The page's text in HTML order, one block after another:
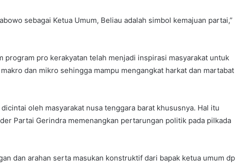
sebagai Ketua Umum, Beliau adalah simbol kemajuan partai,”
program pro kerakyatan telah menjadi inspirasi masyarakat untuk
dan mikro sehingga mampu mengangkat harkat dan martabat
oleh masyarakat nusa tenggara barat khususnya. Hal itu
Partai Gerindra memenangkan pertarungan politik pada pilkada
dan arahan serta masukan konstruktif dari bapak ketua umum dp